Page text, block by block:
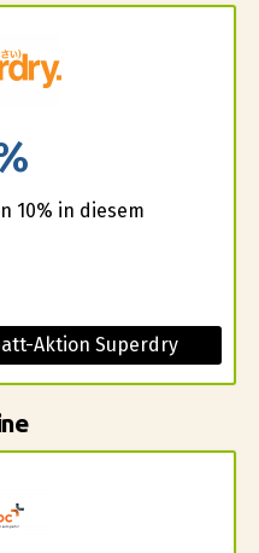
10% in diesem
Aktion Superdry